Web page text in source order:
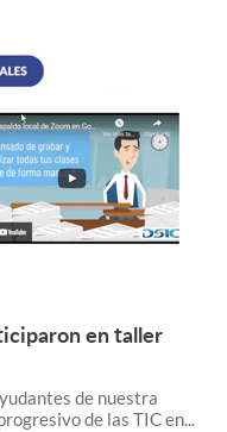
Leer más +
en taller
de nuestra
de las TIC en...